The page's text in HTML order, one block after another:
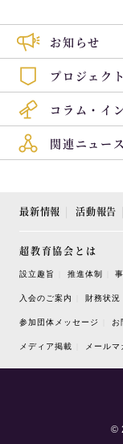
お知らせ
プロジェクト
コラム・イ
関連ニュース
最新情報 活動報告
超教育協会とは
設立趣旨 推進体制
入会のご案内 財務状況
参加団体メッセージ お
メディア掲載 メールマ
©